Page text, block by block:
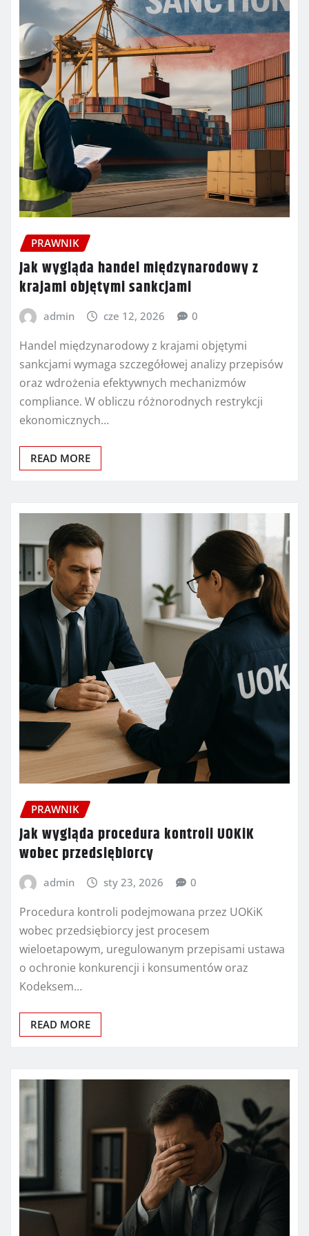
PRAWNIK
Jak wygląda handel międzynarodowy z
krajami objętymi sankcjami
admin cze 12, 2026 0
Handel międzynarodowy z krajami objętymi
sankcjami wymaga szczegółowej analizy przepisów
oraz wdrożenia efektywnych mechanizmów
compliance. W obliczu różnorodnych restrykcji
ekonomicznych…
READ MORE
PRAWNIK
Jak wygląda procedura kontroli UOKiK
wobec przedsiębiorcy
admin sty 23, 2026 0
Procedura kontroli podejmowana przez UOKiK
wobec przedsiębiorcy jest procesem
wieloetapowym, uregulowanym przepisami ustawa
o ochronie konkurencji i konsumentów oraz
Kodeksem…
READ MORE